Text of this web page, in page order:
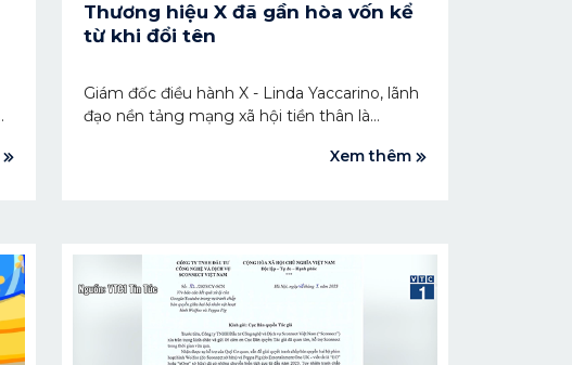
Thương hiệu X đã gần hòa vốn kể
từ khi đổi tên
Giám đốc điều hành X - Linda Yaccarino, lãnh
đạo nền tảng mạng xã hội tiền thân là
đối thủ cạnh tranh mới là Threads, bất chấp
Xem thêm